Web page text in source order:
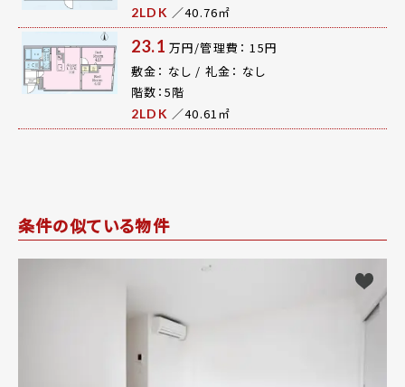
2LDK ／40.76㎡
23.1 万円/管理費： 15円
敷金： なし / 礼金： なし
階数：5階
2LDK ／40.61㎡
条件の似ている物件